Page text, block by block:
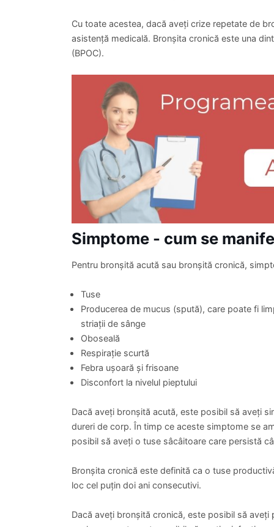
Cu toate acestea, dacă aveți crize repetate de
asistență medicală. Bronșita cronică este una
(BPOC).
Simptome - cum se
Pentru bronșită acută sau bronșită cronică,
Tuse
Producerea de mucus (spută), care poate fi
striații de sânge
Oboseală
Respirație scurtă
Febra ușoară și frisoane
Disconfort la nivelul pieptului
Dacă aveți bronșită acută, este posibil să aveți
dureri de corp. În timp ce aceste simptome se
posibil să aveți o tuse sâcâitoare care persistă
Bronșita cronică este definită ca o tuse
loc cel puțin doi ani consecutivi.
Dacă aveți bronșită cronică, este posibil să